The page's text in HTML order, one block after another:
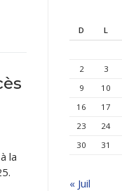
la
D L
2
3
9
10
16
17
23
24
30
31
« Juil